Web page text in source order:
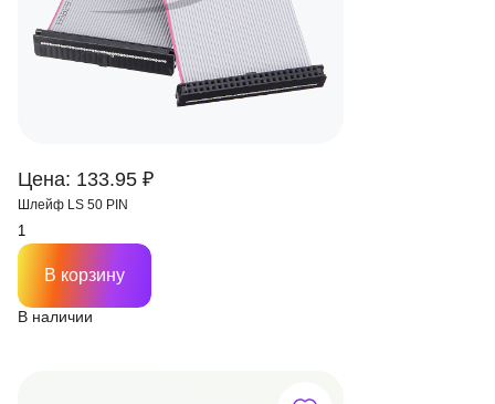
Цена: 133.95 ₽
Шлейф LS 50 PIN
В наличии
В корзину